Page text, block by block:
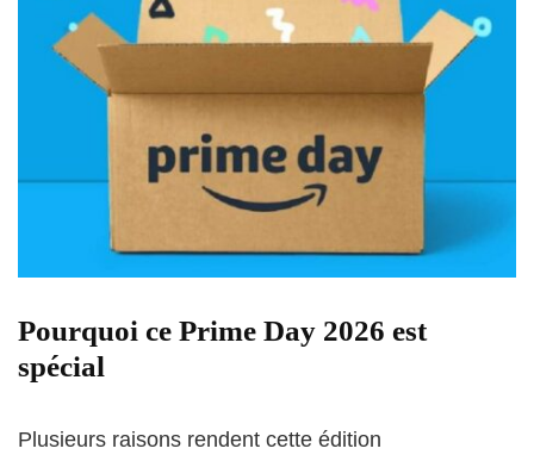
Pourquoi ce Prime Day 2026 est
spécial
Plusieurs raisons rendent cette édition